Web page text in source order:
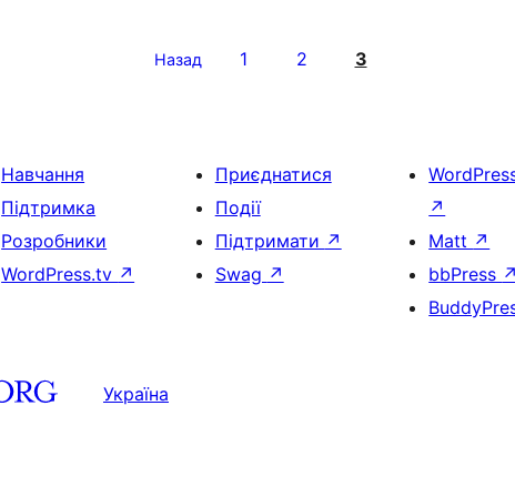
Назад 1 2 3
Навчання
Підтримка
Розробники
WordPress.tv ↗
Приєднатися
Події
Підтримати ↗
Swag ↗
↗
Matt ↗
bbPress ↗
Україна